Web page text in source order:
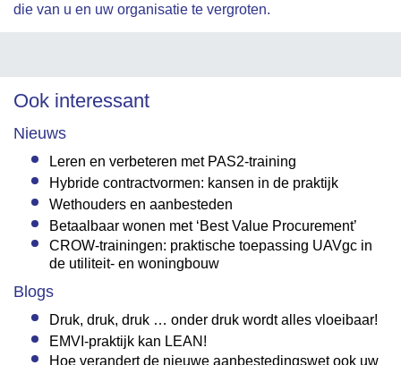
die van u en uw organisatie te vergroten.
Ook interessant
Nieuws
Leren en verbeteren met PAS2-training
Hybride contractvormen: kansen in de praktijk
Wethouders en aanbesteden
Betaalbaar wonen met ‘Best Value Procurement’
CROW-trainingen: praktische toepassing UAVgc in
de utiliteit- en woningbouw
Blogs
Druk, druk, druk … onder druk wordt alles vloeibaar!
EMVI-praktijk kan LEAN!
Hoe verandert de nieuwe aanbestedingswet ook uw